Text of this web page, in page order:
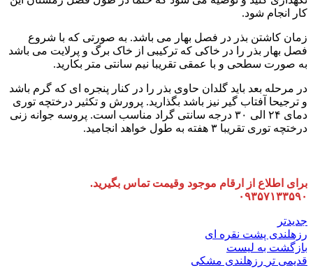
کار انجام شود.
زمان کاشتن بذر در فصل بهار می باشد. به صورتی که با شروع
فصل بهار بذر را در خاکی که ترکیبی از خاک برگ و پرلایت می باشد
به صورت سطحی و با عمقی تقریبا نیم سانتی متر بکارید.
در مرحله بعد باید گلدان حاوی بذر را در کنار پنجره ای که گرم باشد
و ترجیحا آفتاب گیر نیز باشد بگذارید. پرورش و تکثیر درختچه توری
دمای ۲۴ الی ۳۰ درجه سانتی گراد مناسب است. پروسه جوانه زنی
درختچه توری تقریبا ۳ هفته به طول خواهد انجامید.
برای اطلاع از ارقام موجود وقیمت تماس بگیرید.
۰۹۳۵۷۱۳۳۵۹۰
جدیدتر
رزهلندی پشت نقره ای
بازگشت به لیست
قدیمی تر رزهلندی مشکی